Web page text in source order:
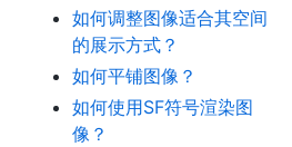
如何调整图像适合其空间
的展示方式？
如何平铺图像？
如何使用SF符号渲染图
像？